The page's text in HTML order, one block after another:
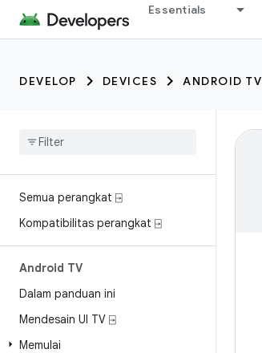
Essentials
DEVELOP DEVICES ANDROID TV
Semua perangkat ⍈
Kompatibilitas perangkat ⍈
Android TV
Dalam panduan ini
Mendesain UI TV ⍈
Memulai